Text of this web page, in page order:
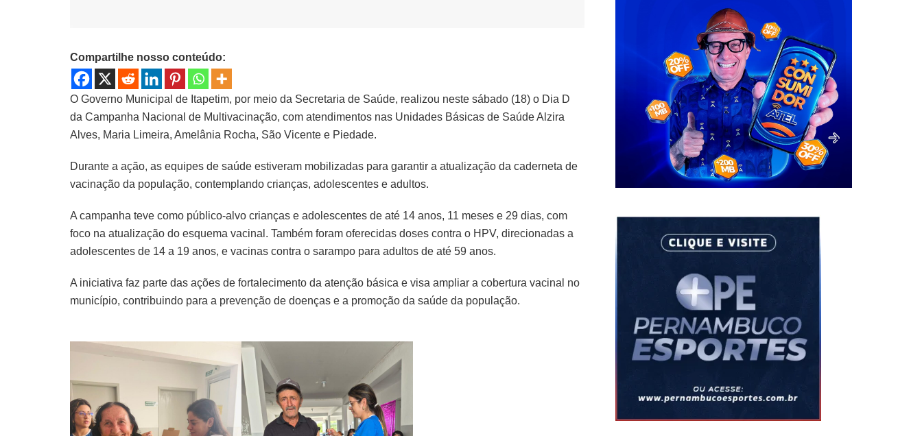
Compartilhe nosso conteúdo:
O Governo Municipal de Itapetim, por meio da Secretaria de Saúde, realizou neste sábado (18) o Dia D
da Campanha Nacional de Multivacinação, com atendimentos nas Unidades Básicas de Saúde Alzira
Alves, Maria Limeira, Amelânia Rocha, São Vicente e Piedade.
Durante a ação, as equipes de saúde estiveram mobilizadas para garantir a atualização da caderneta de
vacinação da população, contemplando crianças, adolescentes e adultos.
A campanha teve como público-alvo crianças e adolescentes de até 14 anos, 11 meses e 29 dias, com
foco na atualização do esquema vacinal. Também foram oferecidas doses contra o HPV, direcionadas a
adolescentes de 14 a 19 anos, e vacinas contra o sarampo para adultos de até 59 anos.
A iniciativa faz parte das ações de fortalecimento da atenção básica e visa ampliar a cobertura vacinal no
município, contribuindo para a prevenção de doenças e a promoção da saúde da população.